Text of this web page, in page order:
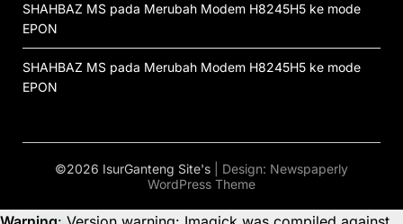
SHAHBAZ MS pada Merubah Modem H8245H5 ke mode
EPON
SHAHBAZ MS pada Merubah Modem H8245H5 ke mode
EPON
©2026 IsurGanteng Site's | Design: Newspaperly
WordPress Theme